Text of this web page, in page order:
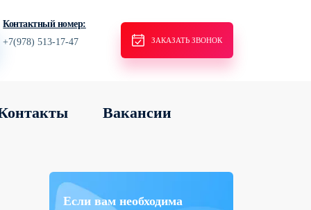
Контактный номер:
+7(978) 513-17-47
ЗАКАЗАТЬ ЗВОНОК
Вакансии
Если вам необходима